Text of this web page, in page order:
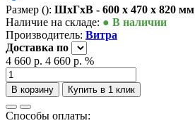
Размер (): ШxГxВ - 600 x 470 x 820 мм
Наличие на складе: ● В наличии
Производитель: Витра
Доставка по
4 660 р. 4 660 р. %
В корзину Купить в 1 клик
Способы оплаты: